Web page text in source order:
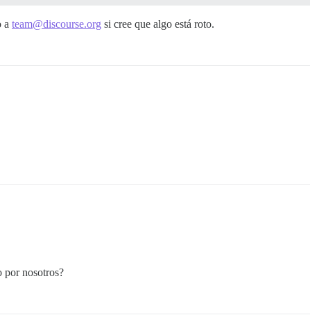
a team@discourse.org si cree que algo está roto.
por nosotros?